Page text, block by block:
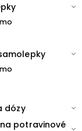
samolepky
dózy
potravinové